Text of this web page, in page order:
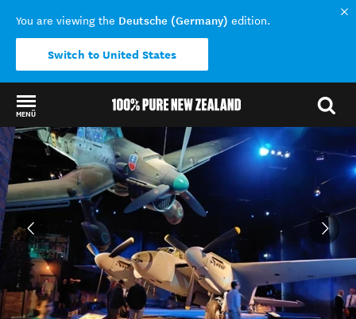
You are viewing the Deutsche (Germany) edition.
Switch to United States
MENÜ
Back to my results